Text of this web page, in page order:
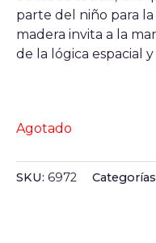
parte del niño para
madera invita a la
de la lógica espacial
Agotado
SKU: 6972